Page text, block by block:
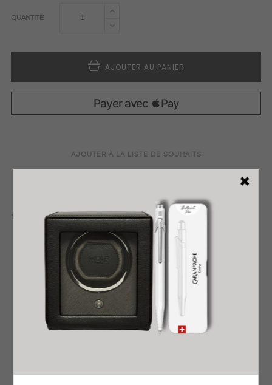
QUANTITÉ
AJOUTER AU PANIER
AJOUTER À LA LISTE DE SOUHAITS
DÉTAILS DU PRODUIT
GARANTIE INTERNATIONALE LIVRAISON EXPRESS OFFERTE
PRÊT À OFFRIR RETOUR FACILE ET GRATUIT